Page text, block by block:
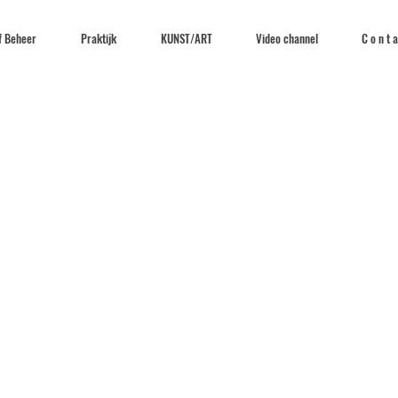
Beheer Praktijk KUNST/ART Video channel C o n t